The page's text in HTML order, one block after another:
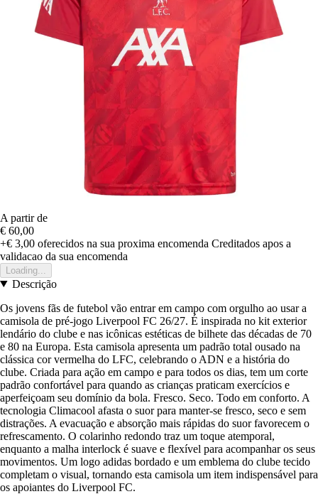
A partir de
€ 60,00
+€ 3,00 oferecidos na sua proxima encomenda Creditados apos a
validacao da sua encomenda
Loading...
Descrição
Os jovens fãs de futebol vão entrar em campo com orgulho ao usar a
camisola de pré-jogo Liverpool FC 26/27. É inspirada no kit exterior
lendário do clube e nas icônicas estéticas de bilhete das décadas de 70
e 80 na Europa. Esta camisola apresenta um padrão total ousado na
clássica cor vermelha do LFC, celebrando o ADN e a história do
clube. Criada para ação em campo e para todos os dias, tem um corte
padrão confortável para quando as crianças praticam exercícios e
aperfeiçoam seu domínio da bola. Fresco. Seco. Todo em conforto. A
tecnologia Climacool afasta o suor para manter-se fresco, seco e sem
distrações. A evacuação e absorção mais rápidas do suor favorecem o
refrescamento. O colarinho redondo traz um toque atemporal,
enquanto a malha interlock é suave e flexível para acompanhar os seus
movimentos. Um logo adidas bordado e um emblema do clube tecido
completam o visual, tornando esta camisola um item indispensável para
os apoiantes do Liverpool FC.